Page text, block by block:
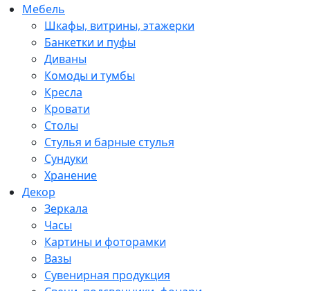
Мебель
Шкафы, витрины, этажерки
Банкетки и пуфы
Диваны
Комоды и тумбы
Кресла
Кровати
Столы
Стулья и барные стулья
Сундуки
Хранение
Декор
Зеркала
Часы
Картины и фоторамки
Вазы
Сувенирная продукция